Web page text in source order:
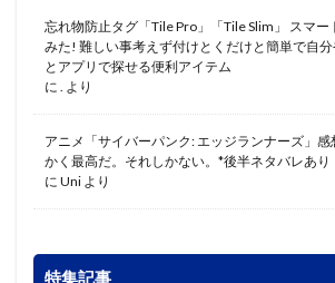
忘れ物防止タグ「Tile Pro」「Tile Slim」 スマー
みた! 難しい事考えず付けとくだけと簡単で自
とアプリで探せる便利アイテム
に . より
アニメ「サイバーパンク: エッジランナーズ」
かく最高だ。それしかない。*後半ネタバレあり
に Uni より
特集記事